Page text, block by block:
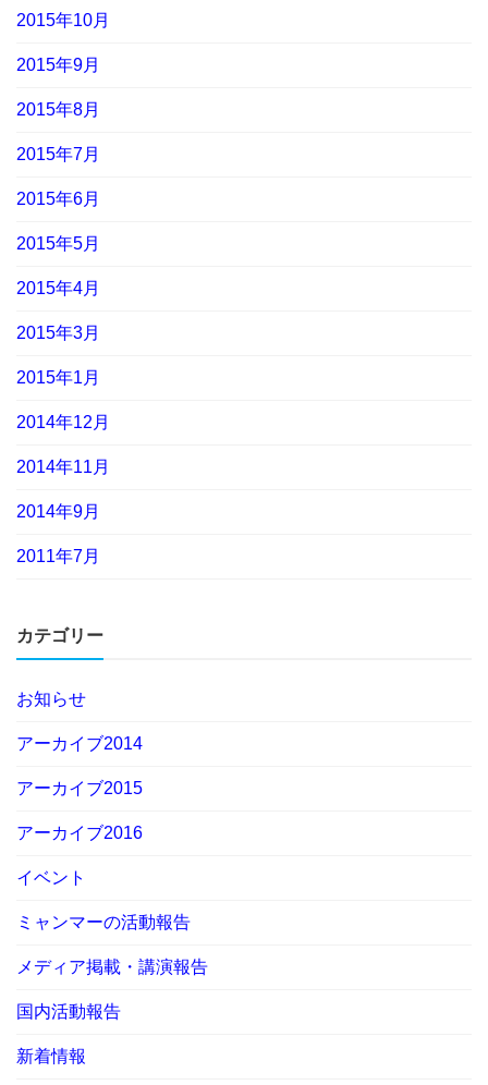
2015年10月
2015年9月
2015年8月
2015年7月
2015年6月
2015年5月
2015年4月
2015年3月
2015年1月
2014年12月
2014年11月
2014年9月
2011年7月
カテゴリー
お知らせ
アーカイブ2014
アーカイブ2015
アーカイブ2016
イベント
ミャンマーの活動報告
メディア掲載・講演報告
国内活動報告
新着情報